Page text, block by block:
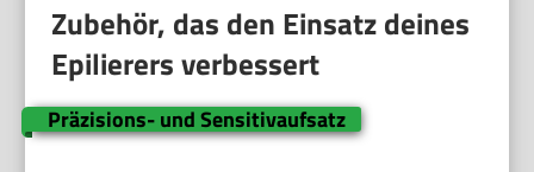
Zubehör, das den Einsatz deines
Epilierers verbessert
Präzisions- und Sensitivaufsatz